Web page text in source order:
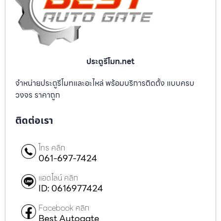
ประตูรีโมท.net
จำหน่ายประตูรีโมทและอะไหล่ พร้อมบริการติดตั้ง แบบครบ
วงจร ราคาถูก
ติดต่อเรา
โทร คลิก
061-697-7424
แอดไลน์ คลิก
ID: 0616977424
Facebook คลิก